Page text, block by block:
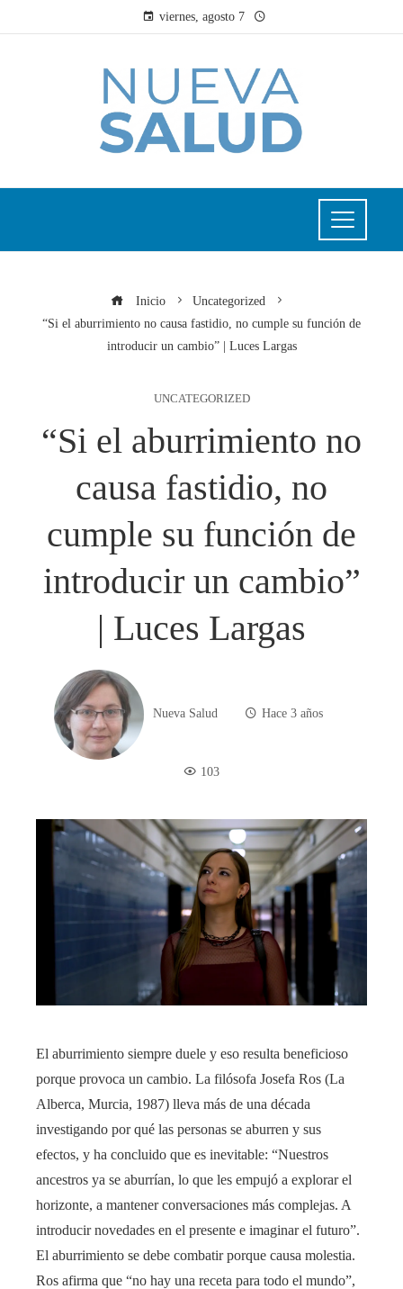
viernes, agosto 7
Inicio
Uncategorized
“Si el aburrimiento no causa fastidio, no cumple su función de
introducir un cambio” | Luces Largas
UNCATEGORIZED
“Si el aburrimiento no
causa fastidio, no
cumple su función de
introducir un cambio”
| Luces Largas
Nueva Salud Hace 3 años
103
El aburrimiento siempre duele y eso resulta beneficioso
porque provoca un cambio. La filósofa Josefa Ros (La
Alberca, Murcia, 1987) lleva más de una década
investigando por qué las personas se aburren y sus
efectos, y ha concluido que es inevitable: “Nuestros
ancestros ya se aburrían, lo que les empujó a explorar el
horizonte, a mantener conversaciones más complejas. A
introducir novedades en el presente e imaginar el futuro”.
El aburrimiento se debe combatir porque causa molestia.
Ros afirma que “no hay una receta para todo el mundo”,